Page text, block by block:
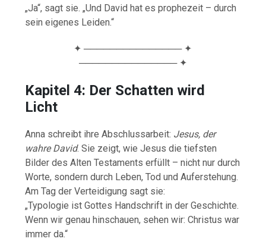
„Ja“, sagt sie. „Und David hat es prophezeit – durch
sein eigenes Leiden.“
✦ ─────────────── ✦
─────────────── ✦
Kapitel 4: Der Schatten wird
Licht
Anna schreibt ihre Abschlussarbeit: Jesus, der
wahre David. Sie zeigt, wie Jesus die tiefsten
Bilder des Alten Testaments erfüllt – nicht nur durch
Worte, sondern durch Leben, Tod und Auferstehung.
Am Tag der Verteidigung sagt sie:
„Typologie ist Gottes Handschrift in der Geschichte.
Wenn wir genau hinschauen, sehen wir: Christus war
immer da.“